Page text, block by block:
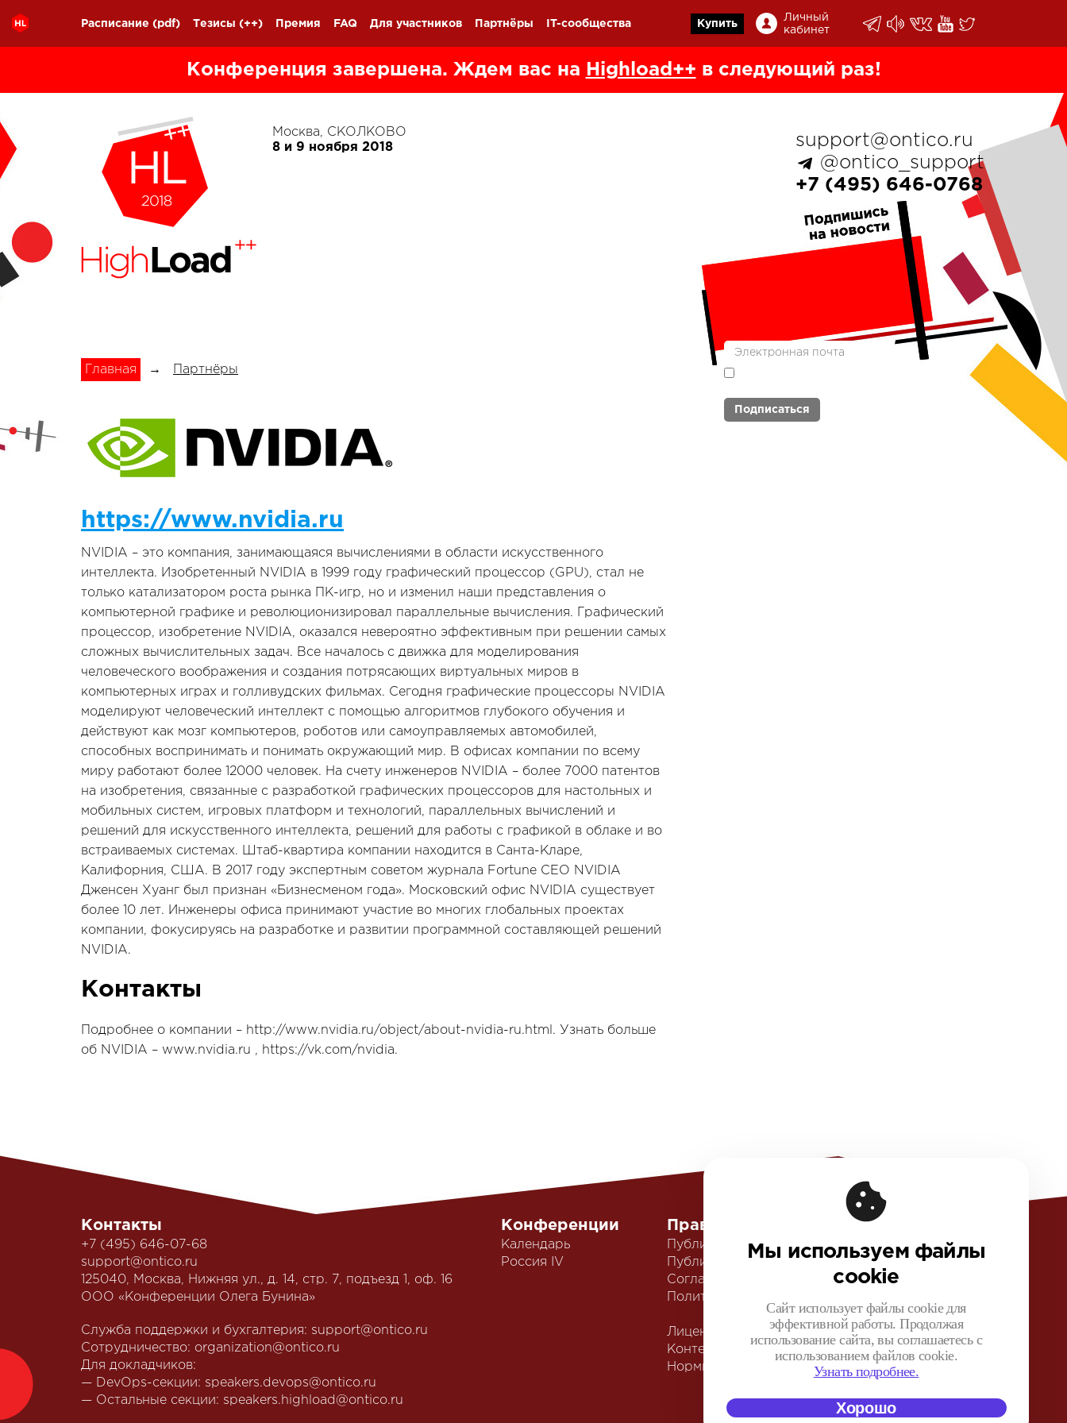
Купить
Личный
кабинет
Расписание (pdf) Тезисы (++) Премия FAQ Для участников Партнёры IT-сообщества
Конференция завершена. Ждем вас на Highload++ в следующий раз!
Москва, СКОЛКОВО
8 и 9 ноября 2018
support@ontico.ru
@ontico_support
+7 (495) 646-0768
Главная → Партнёры
https://www.nvidia.ru
NVIDIA – это компания, занимающаяся вычислениями в области искусственного
интеллекта. Изобретенный NVIDIA в 1999 году графический процессор (GPU), стал не
только катализатором роста рынка ПК-игр, но и изменил наши представления о
компьютерной графике и революционизировал параллельные вычисления. Графический
процессор, изобретение NVIDIA, оказался невероятно эффективным при решении самых
сложных вычислительных задач. Все началось с движка для моделирования
человеческого воображения и создания потрясающих виртуальных миров в
компьютерных играх и голливудских фильмах. Сегодня графические процессоры NVIDIA
моделируют человеческий интеллект с помощью алгоритмов глубокого обучения и
действуют как мозг компьютеров, роботов или самоуправляемых автомобилей,
способных воспринимать и понимать окружающий мир. В офисах компании по всему
миру работают более 12000 человек. На счету инженеров NVIDIA – более 7000 патентов
на изобретения, связанные с разработкой графических процессоров для настольных и
мобильных систем, игровых платформ и технологий, параллельных вычислений и
решений для искусственного интеллекта, решений для работы с графикой в облаке и во
встраиваемых системах. Штаб-квартира компании находится в Санта-Кларе,
Калифорния, США. В 2017 году экспертным советом журнала Fortune CEO NVIDIA
Дженсен Хуанг был признан «Бизнесменом года». Московский офис NVIDIA существует
более 10 лет. Инженеры офиса принимают участие во многих глобальных проектах
компании, фокусируясь на разработке и развитии программной составляющей решений
NVIDIA.
Контакты
Подробнее о компании – http://www.nvidia.ru/object/about-nvidia-ru.html. Узнать больше
об NVIDIA – www.nvidia.ru , https://vk.com/nvidia.
Контакты
+7 (495) 646-07-68
support@ontico.ru
125040, Москва, Нижняя ул., д. 14, стр. 7, подъезд 1, оф. 16
ООО «Конференции Олега Бунина»
Служба поддержки и бухгалтерия: support@ontico.ru
Сотрудничество: organization@ontico.ru
Для докладчиков:
— DevOps-секции: speakers.devops@ontico.ru
— Остальные секции: speakers.highload@ontico.ru
Конференции
Календарь
Россия IV
Правовая информация
Публичная оферта конференции
Публичная оферта на покупку видеозаписей
Соглашение на обработку персональных данных
Политика обработки персональных данных
Лицензионный договор с Автором
Контентная политика конференции
Нормы поведения для конференции
Мы используем файлы
cookie
Сайт использует файлы cookie для
эффективной работы. Продолжая
использование сайта, вы соглашаетесь с
использованием файлов cookie.
Узнать подробнее.
Хорошо